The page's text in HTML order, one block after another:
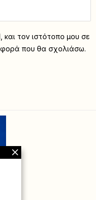
τον ιστότοπο μου σε
φορά που θα σχολιάσω.